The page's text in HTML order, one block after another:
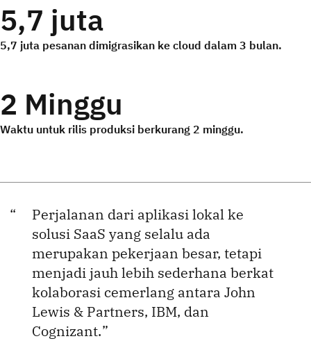
5,7 juta
5,7 juta pesanan dimigrasikan ke cloud dalam 3 bulan.
2 Minggu
Waktu untuk rilis produksi berkurang 2 minggu.
Perjalanan dari aplikasi lokal ke
solusi SaaS yang selalu ada
merupakan pekerjaan besar, tetapi
menjadi jauh lebih sederhana berkat
kolaborasi cemerlang antara John
Lewis & Partners, IBM, dan
Cognizant.